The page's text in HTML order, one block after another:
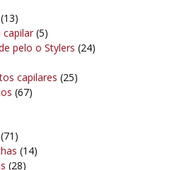
(13)
capilar(5)
pelo o Stylers (24)
capilares (25)
(67)
(71)
(14)
(28)